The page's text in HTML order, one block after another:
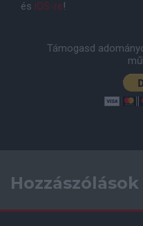
és iOS-re!
Támogasd
Hozzászólások